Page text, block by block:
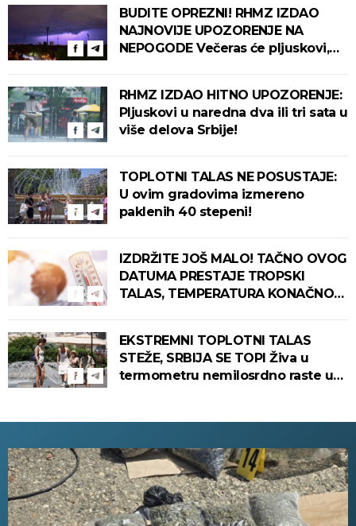
BUDITE OPREZNI! RHMZ IZDAO
NAJNOVIJE UPOZORENJE NA
NEPOGODE Večeras će pljuskovi,
RHMZ IZDAO HITNO UPOZORENJE:
Pljuskovi u naredna dva ili tri sata u
više delova Srbije!
TOPLOTNI TALAS NE POSUSTAJE:
U ovim gradovima izmereno
paklenih 40 stepeni!
IZDRŽITE JOŠ MALO! TAČNO OVOG
DATUMA PRESTAJE TROPSKI
TALAS, TEMPERATURA KONAČNO
EKSTREMNI TOPLOTNI TALAS
STEŽE, SRBIJA SE TOPI Živa u
termometru nemilosrdno raste u